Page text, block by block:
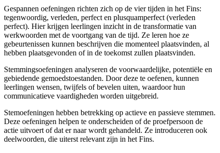
Gespannen oefeningen richten zich op de vier tijden in het Fins:
tegenwoordig, verleden, perfect en plusquamperfect (verleden
perfect). Hier krijgen leerlingen inzicht in de transformatie van
werkwoorden met de voortgang van de tijd. Ze leren hoe ze
gebeurtenissen kunnen beschrijven die momenteel plaatsvinden, al
hebben plaatsgevonden of in de toekomst zullen plaatsvinden.
Stemmingsoefeningen analyseren de voorwaardelijke, potentiële en
gebiedende gemoedstoestanden. Door deze te oefenen, kunnen
leerlingen wensen, twijfels of bevelen uiten, waardoor hun
communicatieve vaardigheden worden uitgebreid.
Stemoefeningen hebben betrekking op actieve en passieve stemmen.
Deze oefeningen helpen te onderscheiden of de proefpersoon de
actie uitvoert of dat er naar wordt gehandeld. Ze introduceren ook
deelwoorden, die uiterst relevant zijn in het Fins.